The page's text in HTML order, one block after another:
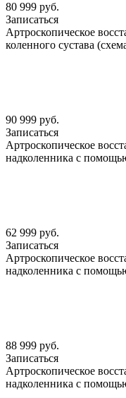
80 999 руб.
Записаться
Артроскопическое
коленного сустава
90 999 руб.
Записаться
Артроскопическое
надколенника с
62 999 руб.
Записаться
Артроскопическое
надколенника с
88 999 руб.
Записаться
Артроскопическое
надколенника с